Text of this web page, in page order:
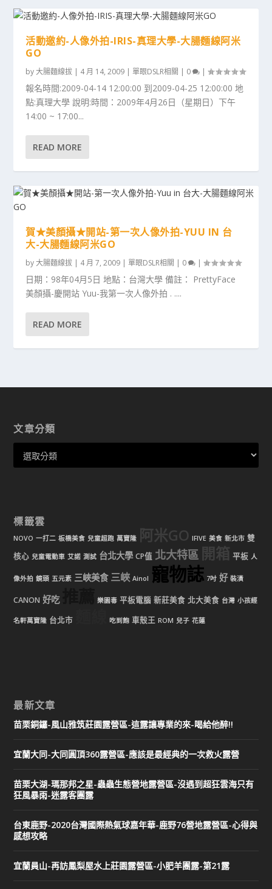
活動邀約-人像外拍-IRIS-真理大學-大腸麵線阿米
GO
by大腸麵線拔 | 4 月 14, 2009 |單眼DSLR相關 | 0 |
報名時間:2009-04-14 12:00:00 到2009-04-25 12:00:00 地
點:真理大學 說明:時間：2009年4月26日（星期日）下午
14:00 ~ 17:00...
READ MORE
賀★美顏攝★開站-第一次人像外拍-YUU IN 台
大-大腸麵線阿米GO
by大腸麵線拔 | 4 月 7, 2009 |單眼DSLR相關 | 0 |
日期：98年04月5日 地點：台灣大學 備註： PrettyFace
美顏攝-慶開站 Yuu-我第一次人像外拍 . ....
READ MORE
文章分類
標籤雲
NOVO 一打二 板橋美食 兒童超跑 萬寶隆 阿米GO IFIVE 美食 新北市 雙
核心 兒童電動車 艾諾 測試 台北大學 CP值 北大特區 開箱 平板 人
像外拍 鏡頭 五元素 三峽美食 三峽 Ainol 寵物誌 7吋 好 裝潢
CANON 好吃 樂園毒 平板電腦 新莊美食 北大美食 台灣 小孩經
名軒萬寶隆 台北市 吃到飽 車殼王 ROM 兒子 花蓮
最新文章
苗栗銅鑼-風山雅筑莊園露營區-這露讓專業的來-喝給他醉!!
宜蘭大同-大同圓頂360露營區-應該是最經典的一次救火露營
苗栗大湖-瑪那邦之星-蟲蟲生態營地露營區-沒遇到超狂雲海只有
狂風暴雨-迷露客團露
台東鹿野-2020台灣國際熱氣球嘉年華-鹿野76營地露營區-心得與
感想攻略
宜蘭員山-再訪鳳梨屋水上莊園露營區-小肥羊團露-第21露